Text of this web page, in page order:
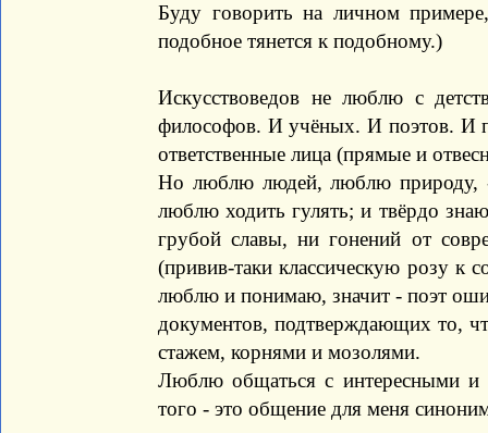
Буду говорить на личном
подобное тянется к подобному.)
Искусствоведов не люблю с
философов. И учёных. И поэтов. И
ответственные лица (прямые и
Но люблю людей, люблю природу,
люблю ходить гулять; и твёрдо
грубой славы, ни гонений от
(привив-таки классическую розу к
люблю и понимаю, значит - поэт
документов, подтверждающих то,
стажем, корнями и мозолями.
Люблю общаться с интересными
того - это общение для меня